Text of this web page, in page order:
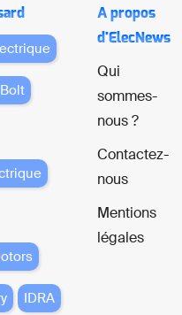
IDRA
A propos
d'ElecNews
Qui
sommes-
nous ?
Contactez-
nous
Mentions
légales